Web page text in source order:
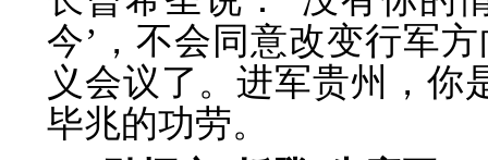
今’，不会同意改变行军
义会议了。进军贵州，你
毕兆的功劳。